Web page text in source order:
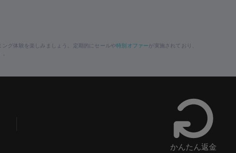
ング体験を楽しみましょう。定期的にセールや特別オファーが実施されており、
かんたん返金